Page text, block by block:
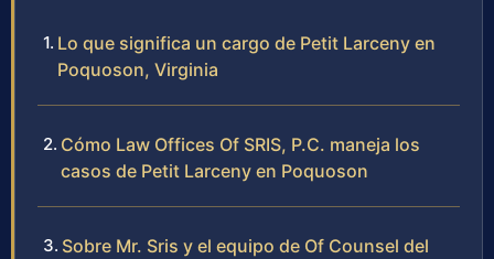
Lo que significa un cargo de Petit Larceny en
Poquoson, Virginia
Cómo Law Offices Of SRIS, P.C. maneja los
casos de Petit Larceny en Poquoson
Sobre Mr. Sris y el equipo de Of Counsel del